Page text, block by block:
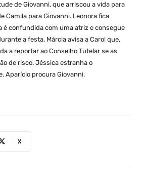
de Giovanni, que arriscou a vida para
Camila para Giovanni. Leonora fica
é confundida com uma atriz e consegue
a festa. Márcia avisa a Carol que,
a reportar ao Conselho Tutelar se as
de risco. Jéssica estranha o
Aparício procura Giovanni.
X